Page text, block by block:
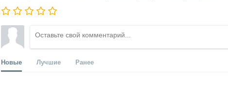
Новые Лучшие Ранее